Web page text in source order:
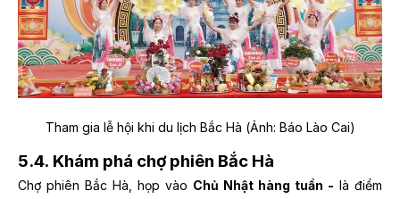
Tham gia lễ hội khi du lịch Bắc Hà (Ảnh: Báo Lào Cai)
5.4. Khám phá chợ phiên Bắc Hà
Chợ phiên Bắc Hà, họp vào Chủ Nhật hàng tuần - là điểm